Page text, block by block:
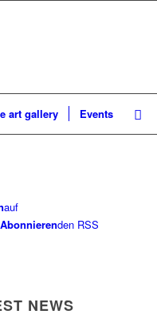
art gallery Events
auf
Abonnierenden RSS
NEWS